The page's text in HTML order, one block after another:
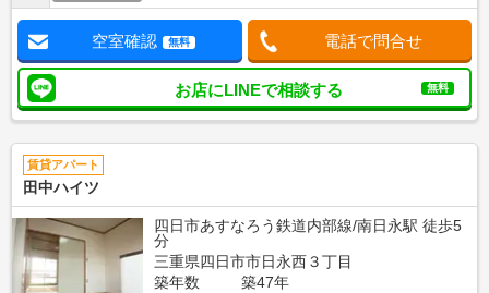
空室確認 無料 電話で問合せ
お店にLINEで相談する 無料
賃貸アパート
田中ハイツ
四日市あすなろう鉄道内部線/南日永駅 徒歩5
分
三重県四日市市日永西３丁目
築年数
築47年